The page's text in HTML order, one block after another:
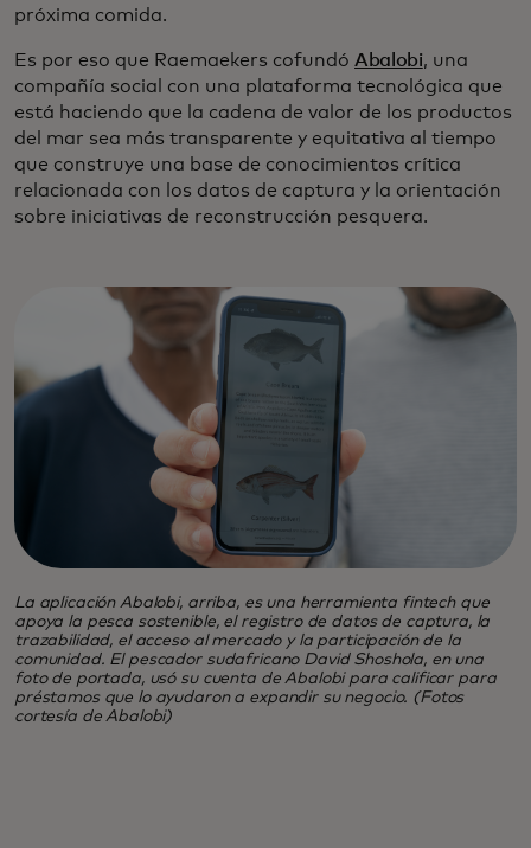
próxima comida.
Es por eso que Raemaekers cofundó Abalobi, una
compañía social con una plataforma tecnológica que
está haciendo que la cadena de valor de los productos
del mar sea más transparente y equitativa al tiempo
que construye una base de conocimientos crítica
relacionada con los datos de captura y la orientación
sobre iniciativas de reconstrucción pesquera.
La aplicación Abalobi, arriba, es una herramienta fintech que
apoya la pesca sostenible, el registro de datos de captura, la
trazabilidad, el acceso al mercado y la participación de la
comunidad. El pescador sudafricano David Shoshola, en una
foto de portada, usó su cuenta de Abalobi para calificar para
préstamos que lo ayudaron a expandir su negocio. (Fotos
cortesía de Abalobi)